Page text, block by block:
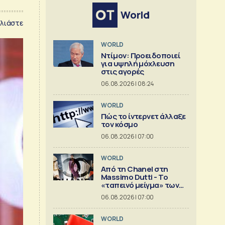
World
WORLD
Ντίμον: Προειδοποιεί
για υψηλή μόχλευση
στις αγορές
06.08.2026 | 08:24
WORLD
Πώς το ίντερνετ άλλαξε
τον κόσμο
06.08.2026 | 07:00
WORLD
Από τη Chanel στη
Massimo Dutti - Το
«ταπεινό μείγμα» των
best seller
06.08.2026 | 07:00
WORLD